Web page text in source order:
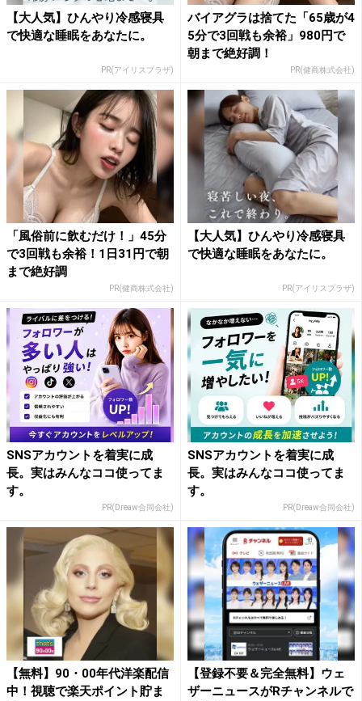
【大人気】ひんやり冷感寝具
で快適な睡眠をあなたに。
PR(アイリスプラザ)
バイアグラは捨てた「65歳が4
5分で3回戦も余裕」980円で
朝まで絶好調！
PR(健商株式会社)
「風俗前に飲むだけ！」45分
で3回戦も余裕！1日31円で朝
まで絶好調
PR(健商株式会社)
【大人気】ひんやり冷感寝具
で快適な睡眠をあなたに。
PR(アイリスプラザ)
SNSアカウントを着実に成
長。実はみんなココ使ってま
す。
PR(Dreaw合同会社)
SNSアカウントを着実に成
長。実はみんなココ使ってま
す。
PR(Dreaw合同会社)
【無料】90・00年代洋楽配信
中！視聴で楽天ポイント貯ま
【登録不要＆完全無料】ウェ
ザーニュースがRチャンネルで